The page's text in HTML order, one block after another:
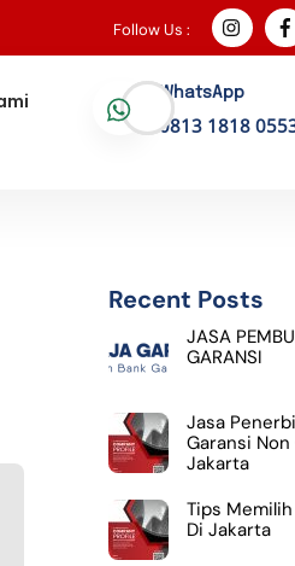
Follow Us :
WhatsApp
0813 1818
Recent Posts
JASA
GARANSI
Jasa
Garansi
Jakarta
Tips
Di Jakarta